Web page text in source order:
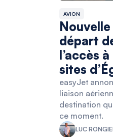
AVION
départ
l’accès
sites
easyJet
liaison
destination
ce moment.
LUC